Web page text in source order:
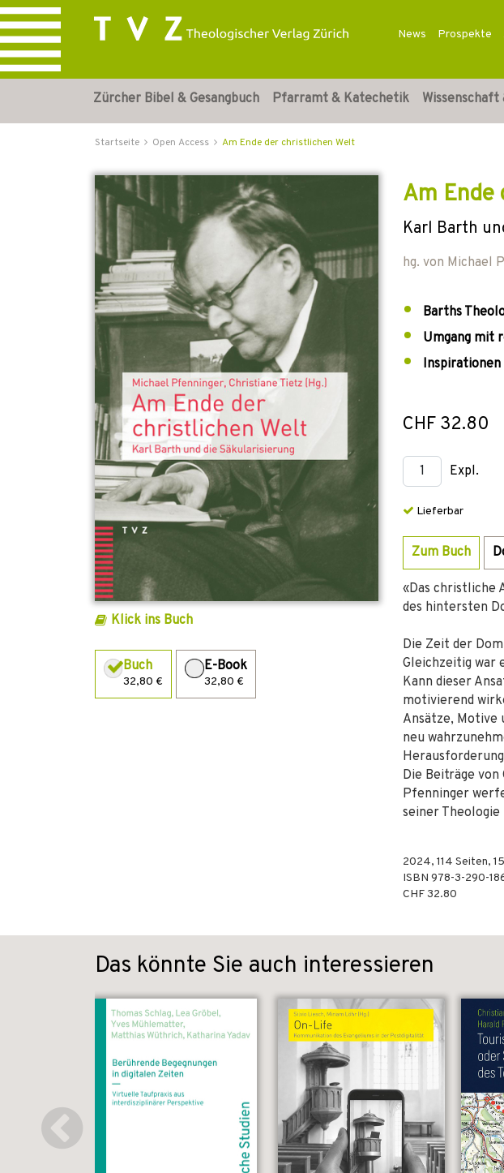
News Prospekte
Zürcher Bibel & Gesangbuch Pfarramt & Katechetik
Startseite Open Access Am Ende der christlichen Welt
Klick ins Buch
Buch
32,80 €
E-Book
32,80 €
Am Ende
Karl Barth
hg. von Michael
Barths
Umgang mit
CHF 32.80
Expl.
Lieferbar
Zum Buch
«Das christliche
des hintersten
Die Zeit der
Gleichzeitig war
Kann dieser
motivierend
Ansätze, Motive
neu
Die Beiträge
Pfenninger
seiner
2024, 114 Seiten,
ISBN 978-3-290-
CHF 32.80
Das könnte Sie auch interessieren